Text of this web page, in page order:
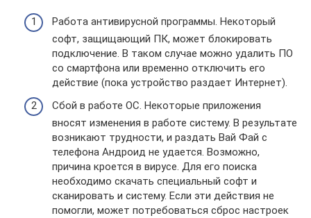
Работа антивирусной программы. Некоторый
софт, защищающий ПК, может блокировать
подключение. В таком случае можно удалить ПО
со смартфона или временно отключить его
действие (пока устройство раздает Интернет).
Сбой в работе ОС. Некоторые приложения
вносят изменения в работе систему. В результате
возникают трудности, и раздать Вай Фай с
телефона Андроид не удается. Возможно,
причина кроется в вирусе. Для его поиска
необходимо скачать специальный софт и
сканировать и систему. Если эти действия не
помогли, может потребоваться сброс настроек